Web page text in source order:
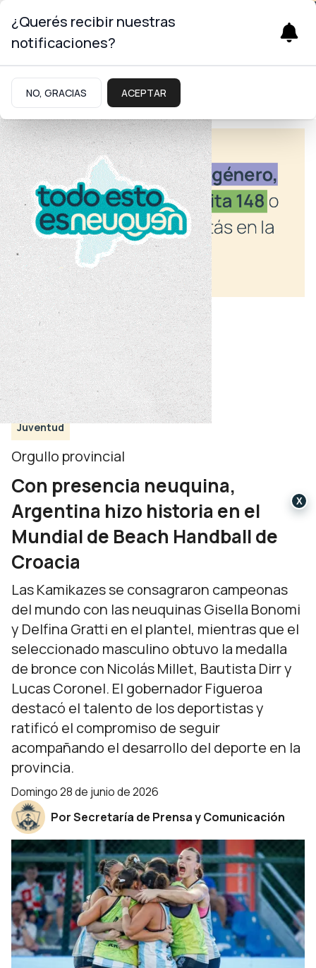
Juventud
Orgullo provincial
Con presencia neuquina,
Argentina hizo historia en el
Mundial de Beach Handball de
Croacia
Las Kamikazes se consagraron campeonas
del mundo con las neuquinas Gisella Bonomi
y Delfina Gratti en el plantel, mientras que el
seleccionado masculino obtuvo la medalla
de bronce con Nicolás Millet, Bautista Dirr y
Lucas Coronel. El gobernador Figueroa
destacó el talento de los deportistas y
ratificó el compromiso de seguir
acompañando el desarrollo del deporte en la
provincia.
domingo 28 de junio de 2026
Por Secretaría de Prensa y Comunicación
¿Querés recibir nuestras
notificaciones?
NO, GRACIAS ACEPTAR
X